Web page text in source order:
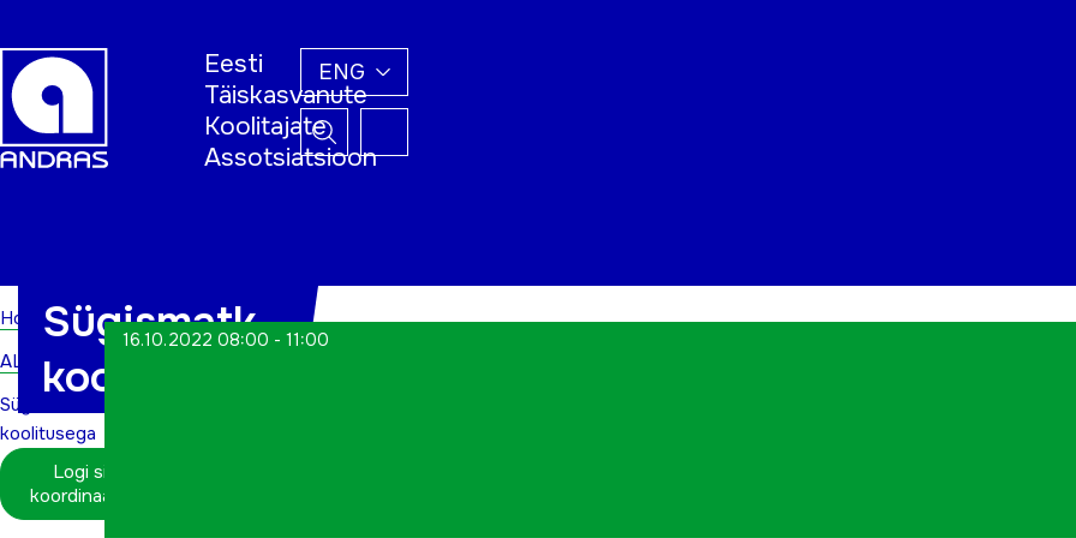
Eesti
Täiskasvanute
Koolitajate
Assotsiatsioon
ENG
Home
ALWs
Sügismatk
koolitusega
Logi sisse
koordinaatorina
Sügismatk
koolitusega
16.10.2022 08:00 - 11:00